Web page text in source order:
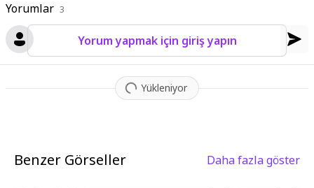
Yorumlar 3
Yorum yapmak için giriş yapın
Yükleniyor
Benzer Görseller Daha fazla göster